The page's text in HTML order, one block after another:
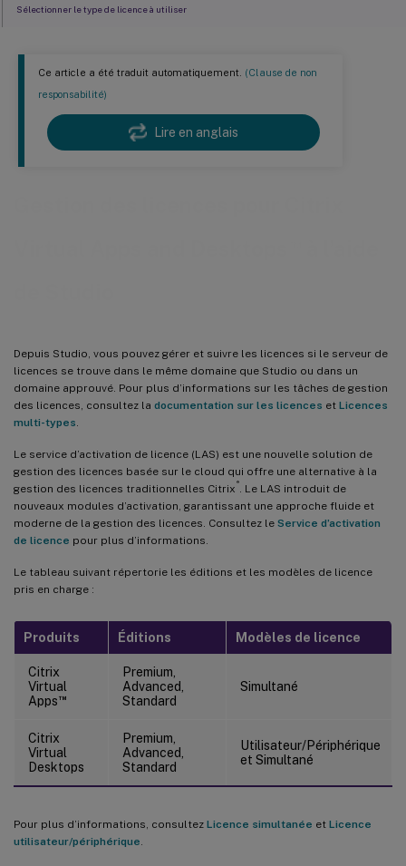
Ce article a été traduit automatiquement. (Clause de non
responsabilité)
Lire en anglais
Depuis Studio, vous pouvez gérer et suivre les licences si le serveur de
licences se trouve dans le même domaine que Studio ou dans un
domaine approuvé. Pour plus d’informations sur les tâches de gestion
des licences, consultez la documentation sur les licences et Licences
multi-types
Le service d’activation de licence (LAS) est une nouvelle solution de
gestion des licences basée sur le cloud qui offre une alternative à la
gestion des licences traditionnelles Citrix ®
. Le LAS introduit de
nouveaux modules d’activation, garantissant une approche fluide et
moderne de la gestion des licences. Consultez le Service d’activation
de licence pour plus d’informations.
Le tableau suivant répertorie les éditions et les modèles de licence
pris en charge :
Produits Éditions Modèles de licence
Citrix
Virtual
Apps™
Premium,
Advanced,
Standard
Simultané
Citrix
Virtual
Desktops
Premium,
Advanced,
Standard
Utilisateur/Périphérique
et Simultané
Pour plus d’informations, consultez Licence simultanée et Licence
utilisateur/périphérique
Sélectionner le type de licence à utiliser
Modifier les autorisations d’un administrateur de licences ou supprimer un administrateur
de licences
Ajouter un groupe d’administrateurs de licences
Modifier les autorisations d’un groupe d’administrateurs de licences ou supprimer un groupe
d’administrateurs de licences